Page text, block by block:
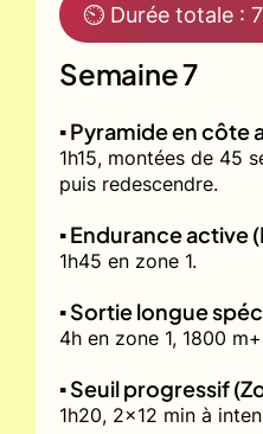
⏲ Durée totale :
Semaine 7
▪️ Pyramide en côte
1h15, montées de 45
puis redescendre.
▪️ Endurance active
1h45 en zone 1.
▪️ Sortie longue
4h en zone 1, 1800
▪️ Seuil progressif
1h20, 2x12 min à